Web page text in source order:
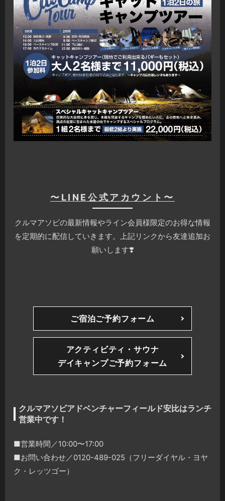
〜LINE公式アカウント〜
クルマアソビの最新情報やライン会員様限定のお得な情報
を定期的に配信していきます。上記リンクから友達追加お
願いします❣️
ご宿泊ご予約フォーム
アクティビティ・サウナ
デイキャンプご予約フォーム
クルマアソビアドベンチャーフィールド安比はランチ
営業中です！
■営業時間／10:00〜17:00
■お問い合わせ／0120-489-025（フリーダイヤル・ヨヤ
ク・レッツゴー）